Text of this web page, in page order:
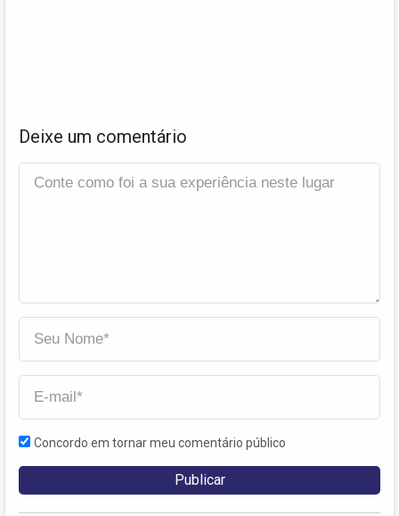
Deixe um comentário
Concordo em tornar meu comentário público